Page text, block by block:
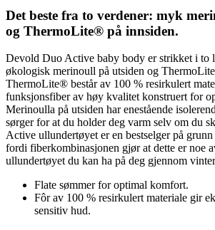
Det beste fra to verdener: myk
og ThermoLite® på innsiden.
Devold Duo Active baby body er strikket i to
økologisk merinoull på utsiden og
ThermoLite® består av 100 % resirkulert
funksjonsfiber av høy kvalitet konstruert for
Merinoulla på utsiden har enestående
sørger for at du holder deg varm selv om du
Active ullundertøyet er en bestselger på
fordi fiberkombinasjonen gjør at dette er noe
ullundertøyet du kan ha på deg gjennom
Flate sømmer for optimal komfort.
Fôr av 100 % resirkulert materiale gir
sensitiv hud.